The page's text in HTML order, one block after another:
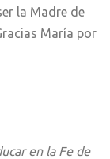
la Madre de
María por
en la Fe de